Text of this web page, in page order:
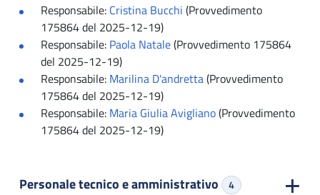
Responsabile: Cristina Bucchi (Provvedimento
175864 del 2025-12-19)
Responsabile: Paola Natale(Provvedimento 175864
del 2025-12-19)
Responsabile: Marilina D'andretta(Provvedimento
175864 del 2025-12-19)
Responsabile: Maria Giulia Avigliano(Provvedimento
175864 del 2025-12-19)
Personale tecnico e amministrativo 4